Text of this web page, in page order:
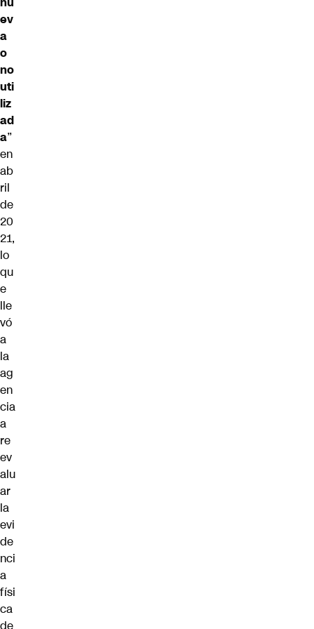
ev
a
o
no
uti
liz
ad
a”
en
ab
ril
de
20
21,
lo
qu
e
lle
vó
a
la
ag
en
cia
a
re
ev
alu
ar
la
evi
de
nci
a
físi
ca
de